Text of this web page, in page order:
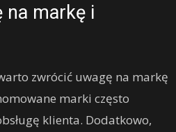
na markę i
zwrócić uwagę na markę
marki często
klienta. Dodatkowo,